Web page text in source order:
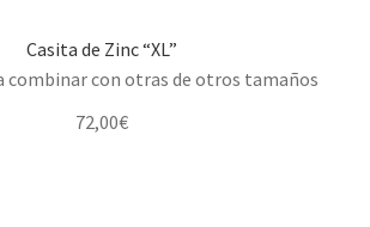
Casita de Zinc “XL”
combinar con otras de otros tamaños
72,00€